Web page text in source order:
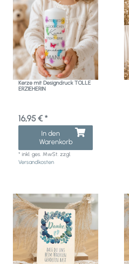
Kerze mit Designdruck TOLLE
ERZIEHERIN
16,95 € *
In den
Warenkorb
*inkl. ges. MwSt. zzgl.
Versandkosten